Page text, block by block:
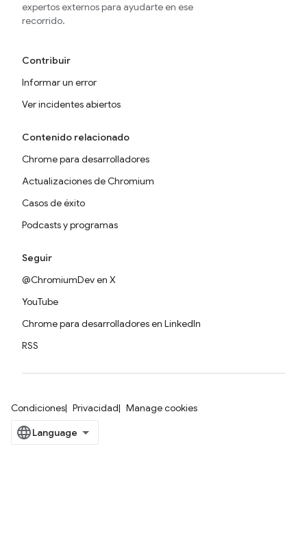
expertos externos para ayudarte en ese
recorrido.
Contribuir
Informar un error
Ver incidentes abiertos
Contenido relacionado
Chrome para desarrolladores
Actualizaciones de Chromium
Casos de éxito
Podcasts y programas
Seguir
@ChromiumDev en X
YouTube
Chrome para desarrolladores en LinkedIn
RSS
Condiciones Privacidad Manage cookies